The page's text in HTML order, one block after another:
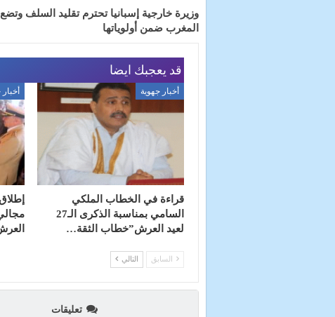
وزيرة خارجية إسبانيا تحترم تقليد السلف وتضع
المغرب ضمن أولوياتها
قد يعجبك ايضا
أخبار جهوية
قراءة في الخطاب الملكي
السامي بمناسبة الذكرى الـ27
لعيد العرش”خطاب الثقة…
السابق التالي
تعليقات